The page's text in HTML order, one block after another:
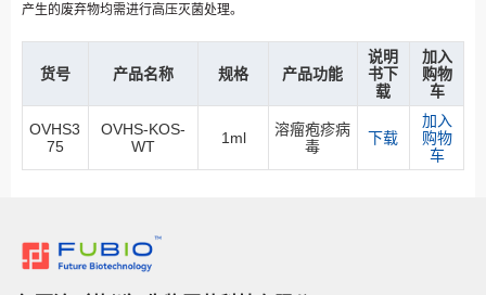
产生的废弃物均需进行高压灭菌处理。
货号 产品名称 规格 产品功能
说明
书下
载
加入
购物
车
OVHS3
75
OVHS-KOS-
WT
1ml
溶瘤疱疹病
毒
下载
加入
购物
车